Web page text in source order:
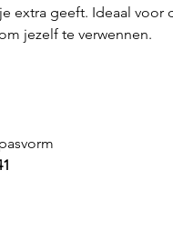
extra geeft. Ideaal voor
jezelf te verwennen.